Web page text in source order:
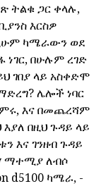
ትልቁ ጋር ቀላሉ,
እርስዎ
ካሜራውን ወደ
ነገር, በሁሉም ረገድ
ገበያ ላይ አስቀድሞ
ሌሎች ነባር
እና በመጨረሻም
በዚህ ጉዳይ ላይ
እና ገንዘብ ጉዳይ
ማተሚያ ለብሶ
d5100 ካሜራ, -